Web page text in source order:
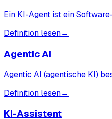
Ein KI-Agent ist ein
Definition lesen→
Agentic AI
Agentic AI (agentische KI)
Definition lesen→
KI-Assistent